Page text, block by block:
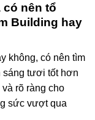
có nên tổ
Building hay
không, có nên tìm
sáng tươi tốt hơn
rõ ràng cho
sức vượt qua